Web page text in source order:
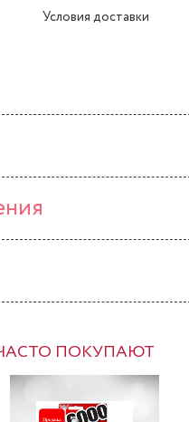
Условия доставки
ПОКУПАЮТ